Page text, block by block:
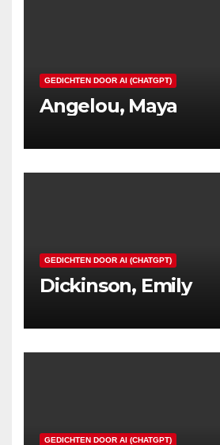
GEDICHTEN DOOR AI (CHATGPT)
Angelou, Maya
GEDICHTEN DOOR AI (CHATGPT)
Dickinson, Emily
GEDICHTEN DOOR AI (CHATGPT)